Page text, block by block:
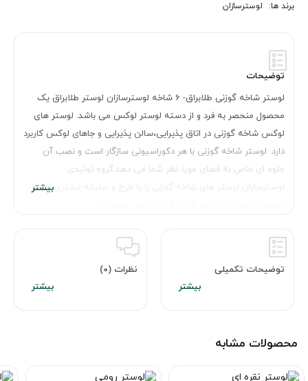
برند ها: لوسترسازان
توضیحات
لوستر شاخه گوزنی طلابراق- 6 شاخه لوسترسازان لوستر طلابراق یک
محصول منحصر به فرد و از دسته لوستر لوکس می باشد. لوستر های
لوکس شاخه گوزنی در اتاق پذیرایی،سالن پذیرایی و جاهای لوکس کاربرد
دارد. لوستر شاخه گوزنی با هر دکوراسیونی سازگار است و نصب آن
جلوه ای خاص به فضای مورد نظر شما می دهد.گروه تولیدی
لوسترسازان لوستر های شاخه گوزنی را با طرح و سلیقه مشتری نیز در
توضیحات تکمیلی نظرات (0)
محصولات مشابه